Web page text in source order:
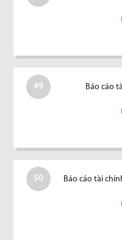
49 Báo cáo
50 Báo cáo tài